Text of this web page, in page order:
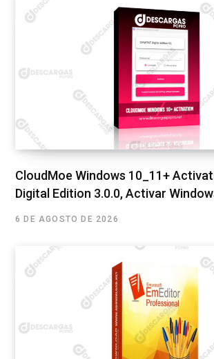
CloudMoe Windows 10_11+
Digital Edition 3.0.0, Activar
6 DE AGOSTO DE 2026